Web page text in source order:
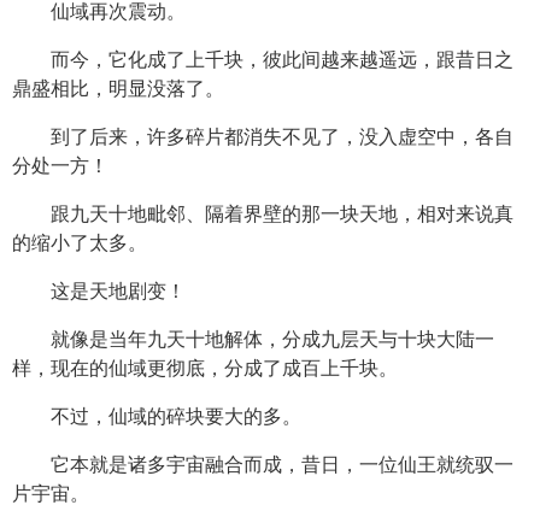
仙域再次震动。
而今，它化成了上千块，彼此间越来越遥远，跟昔日之
鼎盛相比，明显没落了。
到了后来，许多碎片都消失不见了，没入虚空中，各自
分处一方！
跟九天十地毗邻、隔着界壁的那一块天地，相对来说真
的缩小了太多。
这是天地剧变！
就像是当年九天十地解体，分成九层天与十块大陆一
样，现在的仙域更彻底，分成了成百上千块。
不过，仙域的碎块要大的多。
它本就是诸多宇宙融合而成，昔日，一位仙王就统驭一
片宇宙。